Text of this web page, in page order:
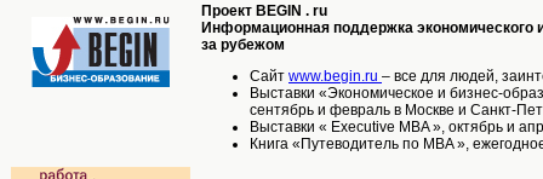
Проект BEGIN . ru
Информационная поддержка экономического
за рубежом
Сайт www.begin.ru – все для людей,
Выставки «Экономическое и бизнес-
сентябрь и февраль в Москве и Санкт-
Выставки « Executive MBA », октябрь и
Книга «Путеводитель по MBA »,